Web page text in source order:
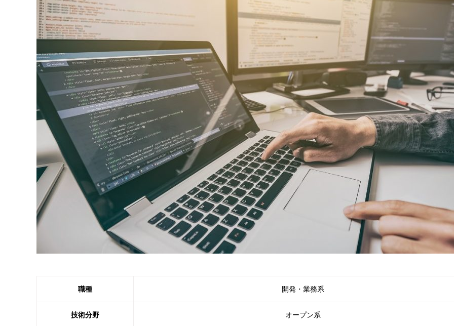
職種 開発・業務系
技術分野 オープン系